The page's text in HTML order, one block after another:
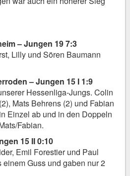
– Jungen 19 7:3
Lilly und Sören Baumann
– Jungen 15 I 1:9
Hessenliga-Jungs. Colin
Mats Behrens (2) und Fabian
Einzel ab und in den Doppeln
Fabian.
15 II 0:10
Emil Forestier und Paul
Guss und gaben nur 2